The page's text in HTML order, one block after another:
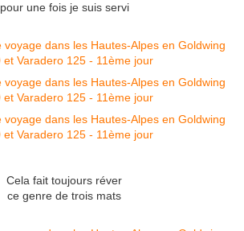
pour une fois je suis servi
Cela fait toujours réver
ce genre de trois mats